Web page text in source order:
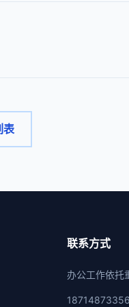
表
联系方式
办公工作依托
18714873356